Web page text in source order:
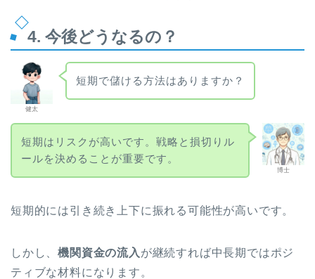
4. 今後どうなるの？
健太
短期で儲ける方法はありますか？
博士
短期はリスクが高いです。戦略と損切りル
ールを決めることが重要です。
短期的には引き続き上下に振れる可能性が高いです。
しかし、機関資金の流入 が継続すれば中長期ではポジ
ティブな材料になります。